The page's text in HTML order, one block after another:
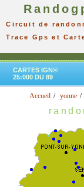
Circuit de
Trace Gps et
CARTES IGN®
25:000 DU 89
Accueil yonne